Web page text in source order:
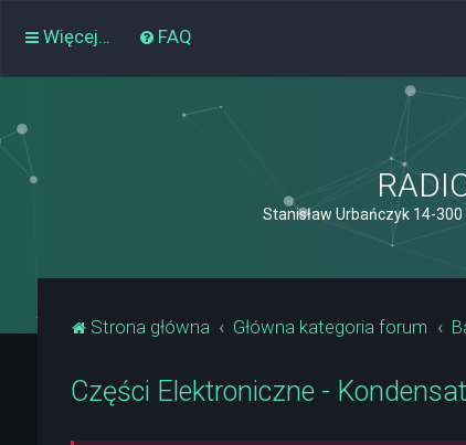
Więcej… FAQ
Stanisław Urbańczyk 14-
Strona główna Główna kategoria forum
Części Elektroniczne -